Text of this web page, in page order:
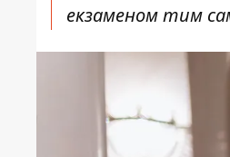
екзаменом тим